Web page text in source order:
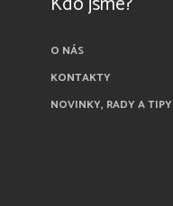
O NÁS
KONTAKTY
NOVINKY, RADY A TIPY